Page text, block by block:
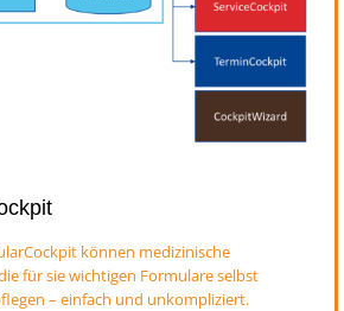
können medizinische
für sie wichtigen Formulare selbst
– einfach und unkompliziert.